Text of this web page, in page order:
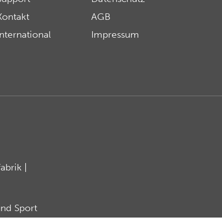
AGB
Impressum
|
Sport